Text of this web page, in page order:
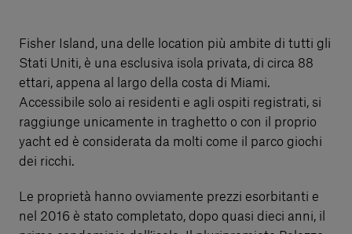
Fisher Island, una delle location più ambite di tutti gli
Stati Uniti, è una esclusiva isola privata, di circa 88
ettari, appena al largo della costa di Miami.
Accessibile solo ai residenti e agli ospiti registrati, si
raggiunge unicamente in traghetto o con il proprio
yacht ed è considerata da molti come il parco giochi
dei ricchi.
Le proprietà hanno ovviamente prezzi esorbitanti e
nel 2016 è stato completato, dopo quasi dieci anni, il